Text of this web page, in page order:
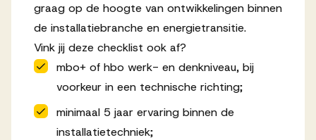
graag op de hoogte van ontwikkelingen binnen
de installatiebranche en energietransitie.
Vink jij deze checklist ook af?
mbo+ of hbo werk- en denkniveau, bij
voorkeur in een technische richting;
minimaal 5 jaar ervaring binnen de
installatietechniek;